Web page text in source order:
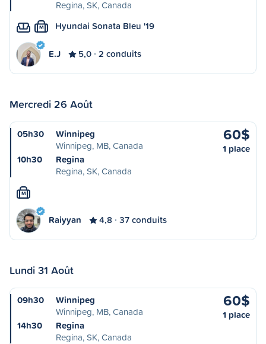
Regina, SK, Canada
M Hyundai Sonata Bleu '19
E.J 5,0 2 conduits
Mercredi 26 Août
05h30
Winnipeg
Winnipeg, MB, Canada
10h30
Regina
Regina, SK, Canada
60$
1 place
M
Raiyyan 4,8 37 conduits
Lundi 31 Août
09h30
Winnipeg
Winnipeg, MB, Canada
14h30
Regina
Regina, SK, Canada
60$
1 place